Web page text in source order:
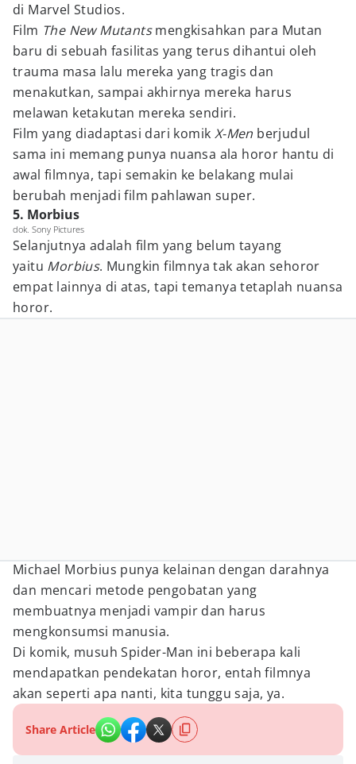
di Marvel Studios.
Film The New Mutantsmengkisahkan para Mutan
baru di sebuah fasilitas yang terus dihantui oleh
trauma masa lalu mereka yang tragis dan
menakutkan, sampai akhirnya mereka harus
melawan ketakutan mereka sendiri.
Film yang diadaptasi dari komik X-Men berjudul
sama ini memang punya nuansa ala horor hantu di
awal filmnya, tapi semakin ke belakang mulai
berubah menjadi film pahlawan super.
5. Morbius
dok. Sony Pictures
Selanjutnya adalah film yang belum tayang
yaitu Morbius. Mungkin filmnya tak akan sehoror
empat lainnya di atas, tapi temanya tetaplah nuansa
horor.
Michael Morbius punya kelainan dengan darahnya
dan mencari metode pengobatan yang
membuatnya menjadi vampir dan harus
mengkonsumsi manusia.
Di komik, musuh Spider-Man ini beberapa kali
mendapatkan pendekatan horor, entah filmnya
akan seperti apa nanti, kita tunggu saja, ya.
Share Article